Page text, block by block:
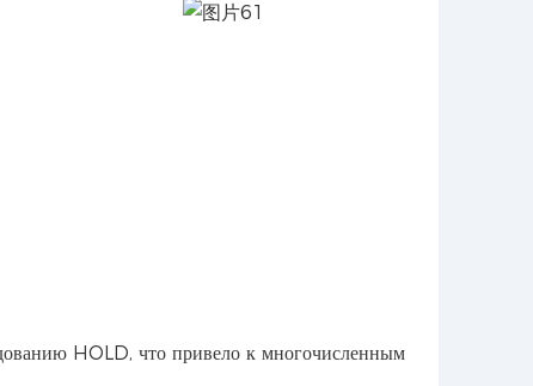
HOLD, что привело к многочисленным